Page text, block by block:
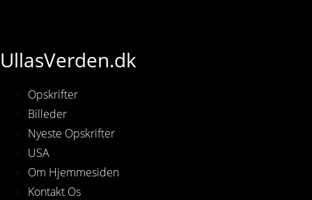
UllasVerden.dk
Opskrifter
Billeder
Nyeste Opskrifter
USA
Om Hjemmesiden
Kontakt Os